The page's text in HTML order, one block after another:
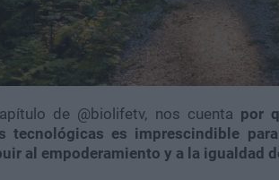
de @biolifetv, nos cuenta por
tecnológicas es imprescindible
al empoderamiento y a la igualdad